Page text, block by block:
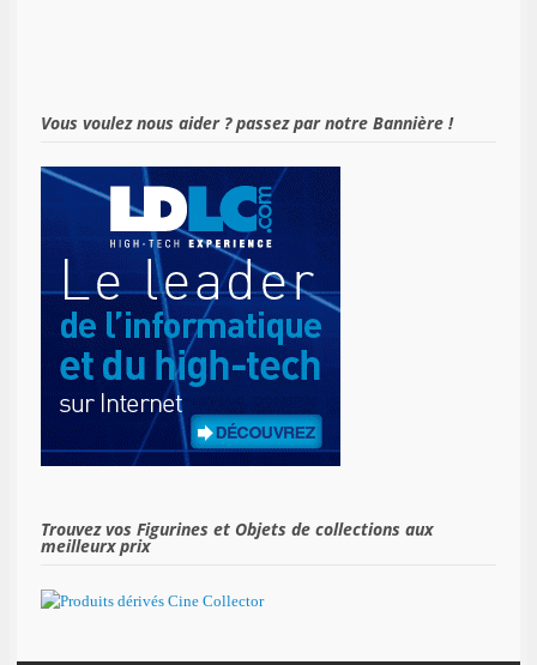
Vous voulez nous aider ? passez par notre Bannière !
Trouvez vos Figurines et Objets de collections aux
meilleurx prix